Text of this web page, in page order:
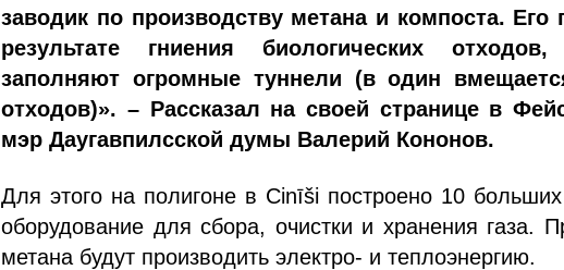
заводик по производству метана и компоста. Его
результате гниения биологических
заполняют огромные туннели (в один
отходов)». – Рассказал на своей странице в
мэр Даугавпилсской думы Валерий Кононов.
Для этого на полигоне в Cinīši построено 10
оборудование для сбора, очистки и хранения газа.
метана будут производить электро- и теплоэнергию.